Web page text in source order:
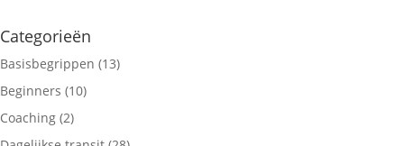
Categorieën
Basisbegrippen (13)
Beginners (10)
Coaching (2)